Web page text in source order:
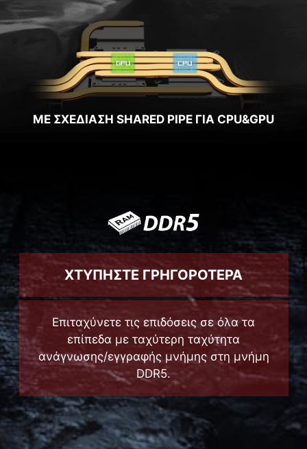
ΜΕ ΣΧΕΔΙΑΣΗ SHARED PIPE ΓΙΑ CPU&GPU
ΧΤΥΠΗΣΤΕ ΓΡΗΓΟΡΟΤΕΡΑ
Επιταχύνετε τις επιδόσεις σε όλα τα
επίπεδα με ταχύτερη ταχύτητα
ανάγνωσης/εγγραφής μνήμης στη μνήμη
DDR5.